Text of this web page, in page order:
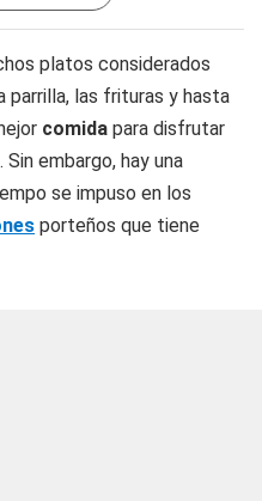
platos considerados
parrilla, las frituras y hasta
comida para disfrutar
embargo, hay una
se impuso en los
porteños que tiene